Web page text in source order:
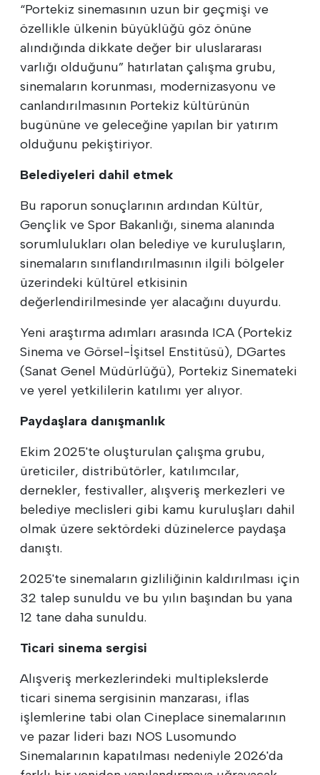
“Portekiz sinemasının uzun bir geçmişi ve
özellikle ülkenin büyüklüğü göz önüne
alındığında dikkate değer bir uluslararası
varlığı olduğunu” hatırlatan çalışma grubu,
sinemaların korunması, modernizasyonu ve
canlandırılmasının Portekiz kültürünün
bugününe ve geleceğine yapılan bir yatırım
olduğunu pekiştiriyor.
Belediyeleri dahil etmek
Bu raporun sonuçlarının ardından Kültür,
Gençlik ve Spor Bakanlığı, sinema alanında
sorumlulukları olan belediye ve kuruluşların,
sinemaların sınıflandırılmasının ilgili bölgeler
üzerindeki kültürel etkisinin
değerlendirilmesinde yer alacağını duyurdu.
Yeni araştırma adımları arasında ICA (Portekiz
Sinema ve Görsel-İşitsel Enstitüsü), DGartes
(Sanat Genel Müdürlüğü), Portekiz Sinemateki
ve yerel yetkililerin katılımı yer alıyor.
Paydaşlara danışmanlık
Ekim 2025'te oluşturulan çalışma grubu,
üreticiler, distribütörler, katılımcılar,
dernekler, festivaller, alışveriş merkezleri ve
belediye meclisleri gibi kamu kuruluşları dahil
olmak üzere sektördeki düzinelerce paydaşa
danıştı.
2025'te sinemaların gizliliğinin kaldırılması için
32 talep sunuldu ve bu yılın başından bu yana
12 tane daha sunuldu.
Ticari sinema sergisi
Alışveriş merkezlerindeki multiplekslerde
ticari sinema sergisinin manzarası, iflas
işlemlerine tabi olan Cineplace sinemalarının
ve pazar lideri bazı NOS Lusomundo
Sinemalarının kapatılması nedeniyle 2026'da